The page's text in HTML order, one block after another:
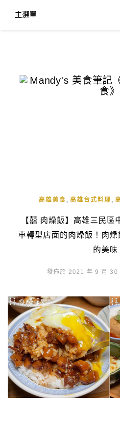
主選單
高雄美食 高雄台式料理
【囍 肉燥飯】高雄三民區
車轉型店面的肉燥飯！肉
的美味
發佈於 2021 年 9 月